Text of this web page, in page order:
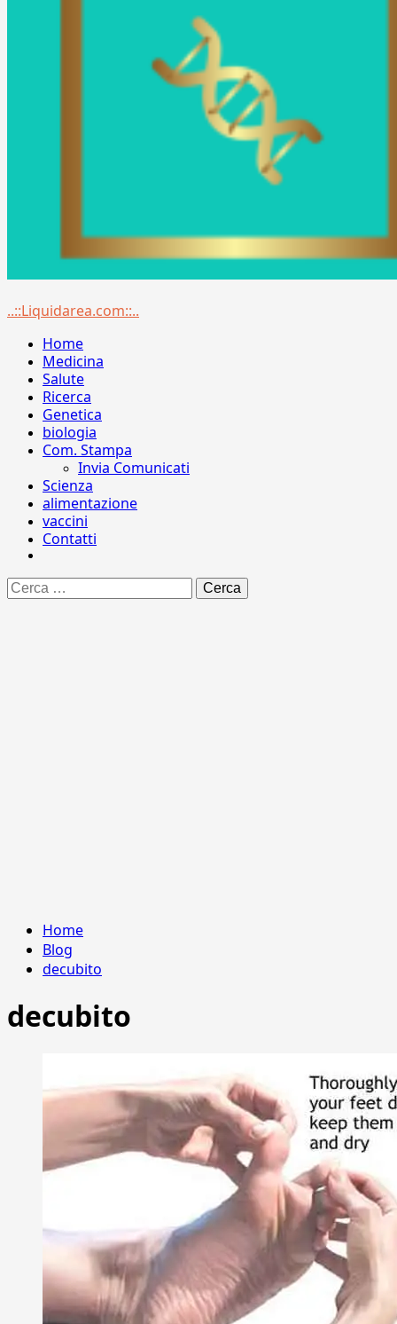
Menu
..::Liquidarea.com::..
Home
Medicina
Salute
Ricerca
Genetica
biologia
Com. Stampa
Invia Comunicati
Scienza
alimentazione
vaccini
Contatti
Ricerca
per:
Home
Blog
decubito
decubito